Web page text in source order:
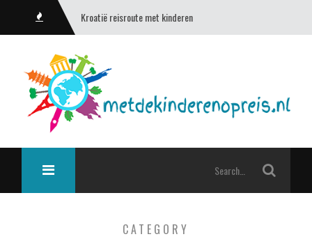
Kroatië reisroute met kinderen
CATEGORY